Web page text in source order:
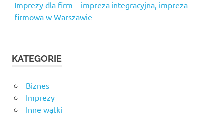
Imprezy dla firm – impreza integracyjna, impreza
firmowa w Warszawie
KATEGORIE
Biznes
Imprezy
Inne wątki